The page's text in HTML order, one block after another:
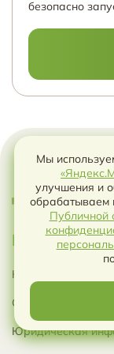
безопасно
Главная
Контакты
О нас
Юридическая
Мы
улучшения и
обрабатываем
Публичной